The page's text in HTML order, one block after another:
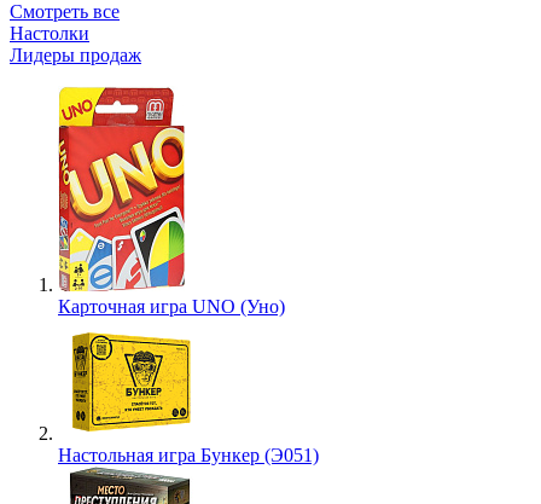
Смотреть все
Настолки
Лидеры продаж
Карточная игра UNO (Уно)
Настольная игра Бункер (Э051)